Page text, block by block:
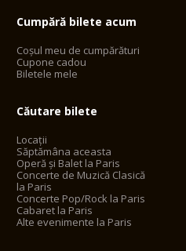
Cumpără bilete acum
Coșul meu de cumpărături
Cupone cadou
Biletele mele
Căutare bilete
Locații
Săptămâna aceasta
Operă și Balet la Paris
Concerte de Muzică Clasică
la Paris
Concerte Pop/Rock la Paris
Cabaret la Paris
Alte evenimente la Paris